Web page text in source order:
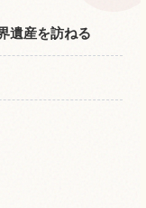
す↗
遺産を訪ねる